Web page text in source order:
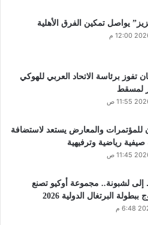
يواصل تمكين الفرق الأهلية
تفوز برئاسة الاتحاد العربي للهوكي
لمسقط
للمؤتمرات والمعارض يستعد لاستضافة
صيفية رياضية وترفيهية
لشبونة.. مجموعة أوكيو تصنع
ببطولة البرتغال الدولية 2026